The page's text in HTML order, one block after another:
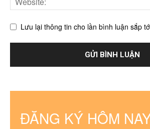
Lưu lại thông tin cho lần bình luận sắp
ĐĂNG KÝ HÔM